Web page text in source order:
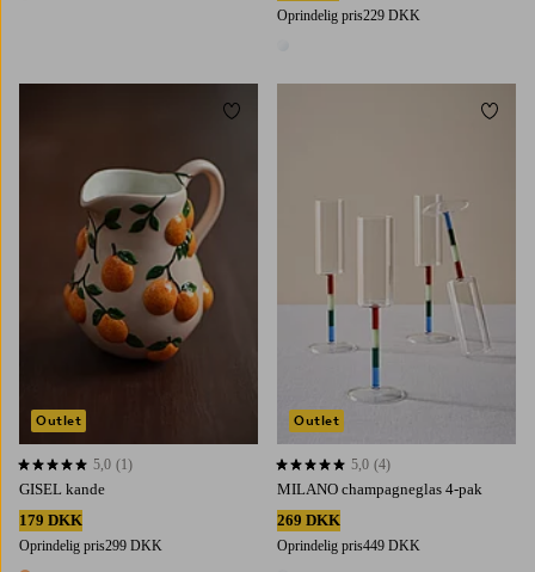
1 farve
Oprindelig pris229 DKK
GISEL kande
179 DKK
Oprindelig pris299 DKK
5,0 baseret på 1 bedømmelser
5,0 (1)
Outlet
Tilføj til favoritter
MILANO champagneglas 4-pak
269 DKK
Oprindelig pris449 DKK
5,0 baseret på 4 bedømmelser
5,0 (4)
Outlet
Tilføj